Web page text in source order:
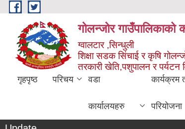
Skip to main content
गोलन्जोर गाउँपालिकाको
ग्वालटार ,सिन्धुली
शिक्षा सडक सिंचाई र कृषि
तरकारी खेति,पशुपालन र
गृहपृष्ठ परिचय वडा
कार्यालयहरु
कार्यक्रम
परियोजना